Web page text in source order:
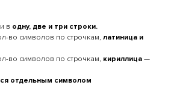
в одну, две и три строки.
во символов по строчкам, латиница и
во символов по строчкам, кириллица —
отдельным символом